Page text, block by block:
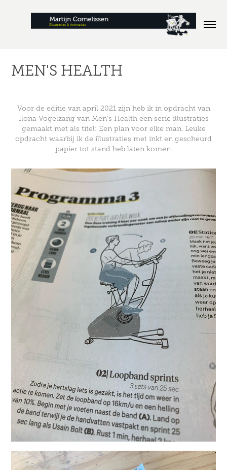
MEN'S HEALTH
Voor de editie van april 2021 zijn heb ik in opdracht van
Ilona Vogelzang van Men's Health een serie illustraties
gemaakt met als titel: Een plan voor elke man. Leuke
opdracht waarbij ik de illustraties met inkt en gescheurd
papier tot stand heb laten komen.